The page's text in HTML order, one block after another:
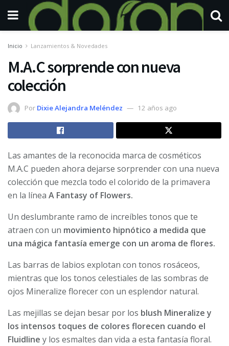
Inicio Lanzamientos & Novedades
M.A.C sorprende con nueva
colección
Por Dixie Alejandra Meléndez 12 años ago
Las amantes de la reconocida marca de cosméticos
M.A.C pueden ahora dejarse sorprender con una nueva
colección que mezcla todo el colorido de la primavera
en la línea A Fantasy of Flowers.
Un deslumbrante ramo de increíbles tonos que te
atraen con un movimiento hipnótico a medida que
una mágica fantasía emerge con un aroma de flores.
Las barras de labios explotan con tonos rosáceos,
mientras que los tonos celestiales de las sombras de
ojos Mineralize florecer con un esplendor natural.
Las mejillas se dejan besar por los blush Mineralize y
los intensos toques de colores florecen cuando el
Fluidline y los esmaltes dan vida a esta fantasía floral.